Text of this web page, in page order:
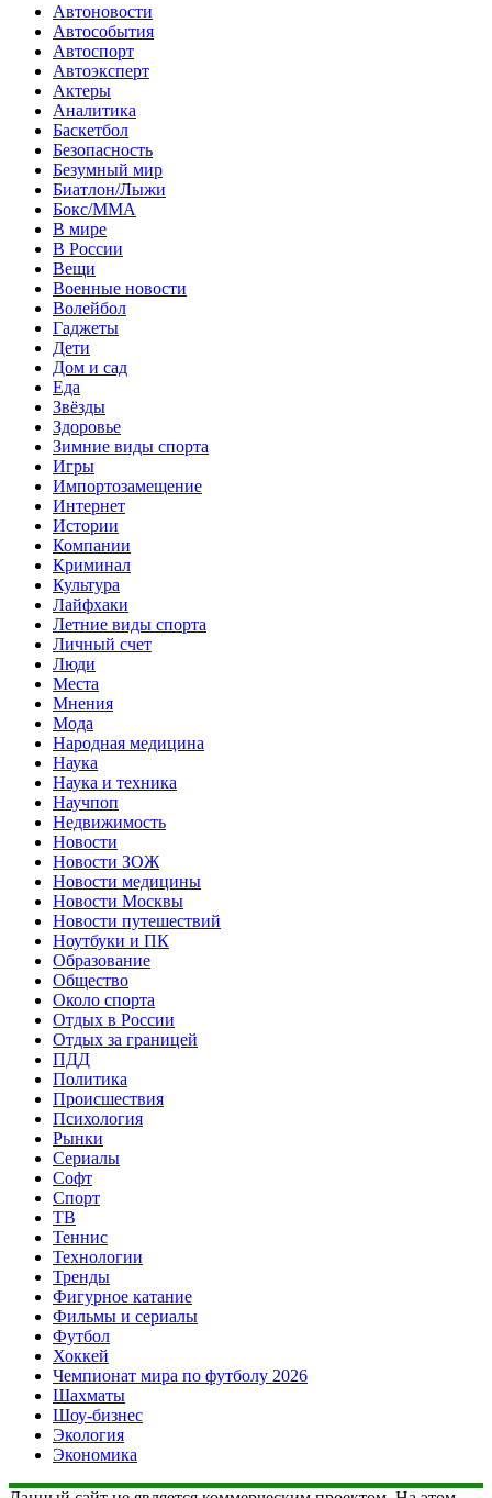
Автоновости
Автособытия
Автоспорт
Автоэксперт
Актеры
Аналитика
Баскетбол
Безопасность
Безумный мир
Биатлон/Лыжи
Бокс/MMA
В мире
В России
Вещи
Военные новости
Волейбол
Гаджеты
Дети
Дом и сад
Еда
Звёзды
Здоровье
Зимние виды спорта
Игры
Импортозамещение
Интернет
Истории
Компании
Криминал
Культура
Лайфхаки
Летние виды спорта
Личный счет
Люди
Места
Мнения
Мода
Народная медицина
Наука
Наука и техника
Научпоп
Недвижимость
Новости
Новости ЗОЖ
Новости медицины
Новости Москвы
Новости путешествий
Ноутбуки и ПК
Образование
Общество
Около спорта
Отдых в России
Отдых за границей
ПДД
Политика
Происшествия
Психология
Рынки
Сериалы
Софт
Спорт
ТВ
Теннис
Технологии
Тренды
Фигурное катание
Фильмы и сериалы
Футбол
Хоккей
Чемпионат мира по футболу 2026
Шахматы
Шоу-бизнес
Экология
Экономика